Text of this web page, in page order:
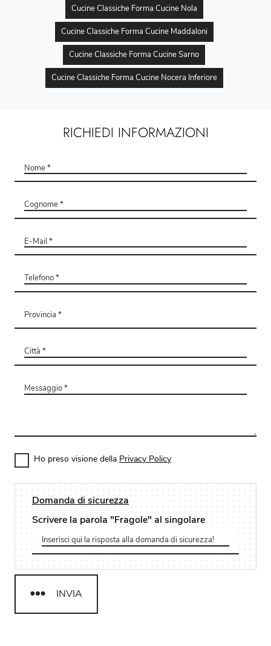
Cucine Classiche Forma Cucine Nola
Cucine Classiche Forma Cucine Maddaloni
Cucine Classiche Forma Cucine Sarno
Cucine Classiche Forma Cucine Nocera Inferiore
RICHIEDI INFORMAZIONI
Ho preso visione della Privacy Policy
Domanda di sicurezza
Scrivere la parola "Fragole" al singolare
INVIA